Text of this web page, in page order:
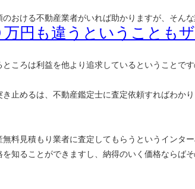
おける不動産業者がいれば助かりますが、そん
万円も違うということも
ころは利益を他より追求しているということで
き止めるは、不動産鑑定士に査定依頼すればわか
料見積もり業者に査定してもらうというインタ
知ることができますし、納得のいく価格ならば